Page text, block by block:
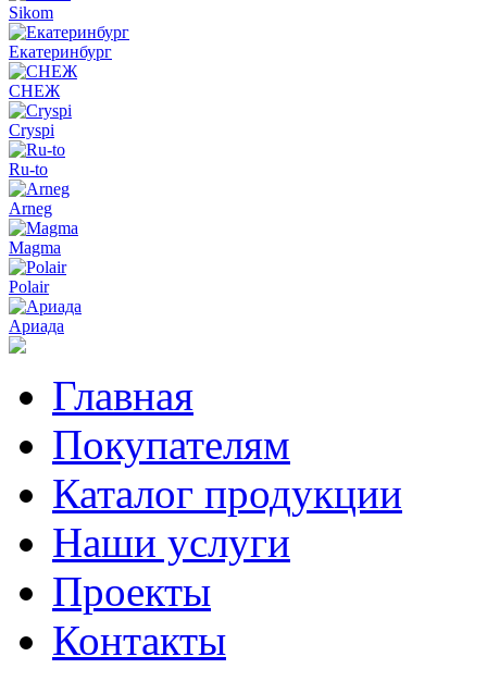
Sikom
Екатеринбург
СНЕЖ
Cryspi
Ru-to
Arneg
Magma
Polair
Ариада
Главная
Покупателям
Каталог продукции
Наши услуги
Проекты
Контакты